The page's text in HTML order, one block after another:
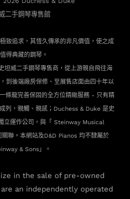
二手鋼琴專售館
致追求，其恆久傳承的非凡價值，使之成
得典藏的鋼琴。
威二手鋼琴專售商，從上游親自飛往海
到後端廠房保修、至展售店面由四十年以
條龍完善保固的全方位精緻服務 - 只有精
列，親觸、親感；Duchess & Duke 是史
立運作公司，與「 Steinway Musical
聯。本網站及D&D Pianos 均不隸屬於
& Sons」。
in the sale of pre-owned
an independently operated